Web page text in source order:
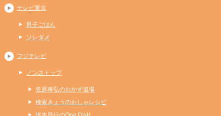
テレビ東京
男子ごはん
ソレダメ
フジテレビ
ノンストップ
笠原将弘のおかず道場
検索きょうのおしゃレシピ